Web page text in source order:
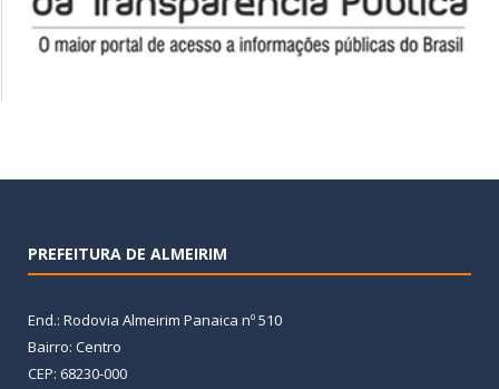
PREFEITURA DE ALMEIRIM
End.: Rodovia Almeirim Panaica nº 510
Bairro: Centro
CEP: 68230-000